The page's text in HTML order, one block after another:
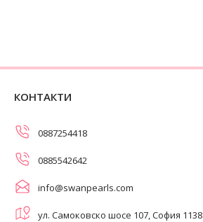
КОНТАКТИ
0887254418
0885542642
info@swanpearls.com
ул. Самоковско шосе 107, София 1138